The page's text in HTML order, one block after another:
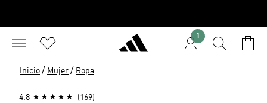
1
Inicio / Mujer / Ropa
4.8 (169)